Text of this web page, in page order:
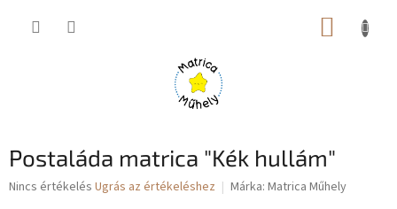
KOSÁR
Postaláda matrica "Kék hullám"
A
Nincs értékelés Ugrás az értékeléshez Márka: Matrica Műhely